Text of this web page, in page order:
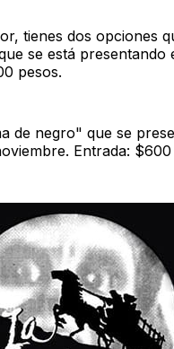
tienes dos opciones
se está presentando
pesos.
de negro" que se
Entrada: $600